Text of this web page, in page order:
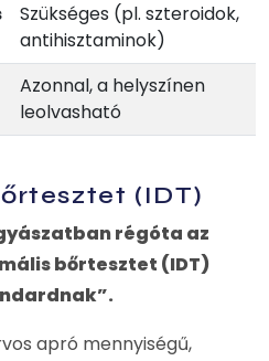
Szükséges (pl. szteroidok,
antihisztaminok)
Azonnal, a helyszínen
leolvasható
(IDT)
régóta az
bőrtesztet (IDT)
apró mennyiségű,